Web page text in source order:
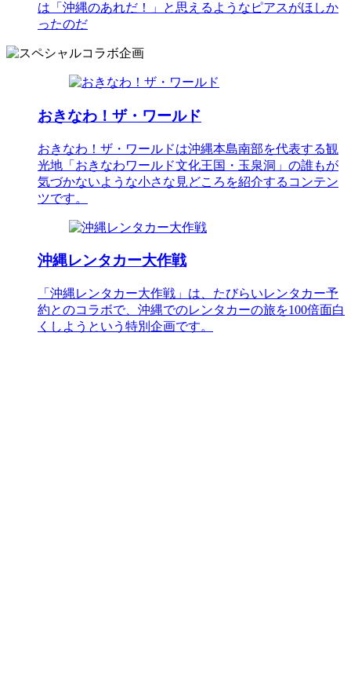
は「沖縄のあれだ！」と思えるようなピアスがほしか
ったのだ
おきなわ！ザ・ワールド
おきなわ！ザ・ワールドは沖縄本島南部を代表する観
光地「おきなわワールド文化王国・玉泉洞」の誰もが
気づかないような小さな見どころを紹介するコンテン
ツです。
沖縄レンタカー大作戦
「沖縄レンタカー大作戦」は、たびらいレンタカー予
約とのコラボで、沖縄でのレンタカーの旅を100倍面白
くしようという特別企画です。